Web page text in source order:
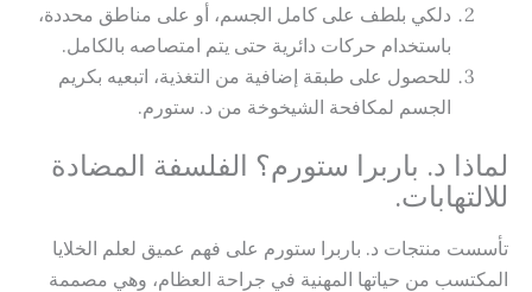
دلكي بلطف على كامل الجسم، أو على مناطق محددة،
باستخدام حركات دائرية حتى يتم امتصاصه بالكامل.
للحصول على طبقة إضافية من التغذية، اتبعيه بكريم
الجسم لمكافحة الشيخوخة من د. ستورم.
لماذا د. باربرا ستورم؟ الفلسفة المضادة
للالتهابات.
تأسست منتجات د. باربرا ستورم على فهم عميق لعلم الخلايا
المكتسب من حياتها المهنية في جراحة العظام، وهي مصممة